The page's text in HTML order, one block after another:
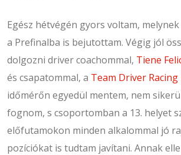
Egész hétvégén gyors voltam,
a Prefinalba is bejutottam. Végig jól
dolgozni driver coachommal, Tiene
és csapatommal, a Team Driver
időmérőn egyedül mentem, nem
fognom, s csoportomban a 13. helyet
előfutamokon minden alkalommal jó
pozíciókat is tudtam javítani. Annak